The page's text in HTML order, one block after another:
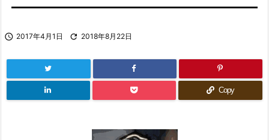
 2017年4月1日  2018年8月22日
Copy